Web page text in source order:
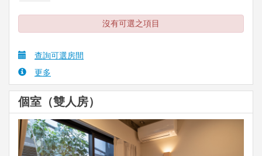
沒有可選之項目
查詢可選房間
更多
個室（雙人房）
Previous